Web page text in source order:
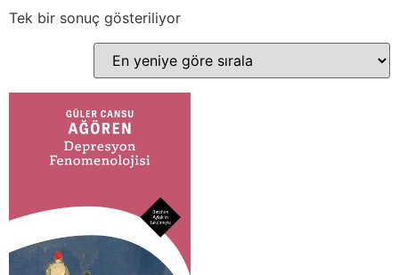
Tek bir sonuç gösteriliyor